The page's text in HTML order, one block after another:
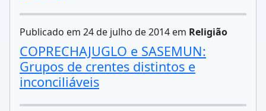
Publicado em 24 de julho de 2014 em Religião
COPRECHAJUGLO e SASEMUN:
Grupos de crentes distintos e
inconciliáveis